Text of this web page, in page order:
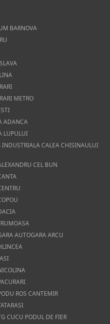
BARNOVA
METRO
ADANCA
LUPULUI
CALEA CHISINAULUI
CEL BUN
AUTOGARA ARCU
ROS CANTEMIR
CUCU PODUL DE FIER